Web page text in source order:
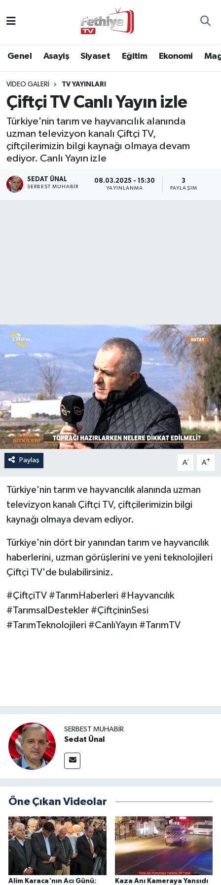
Genel Asayiş Siyaset Eğitim Ekonomi
VIDEO GALERI TV YAYINLARI
Çiftçi TV Canlı Yayın izle
Türkiye'nin tarım ve hayvancılık alanında
uzman televizyon kanalı Çiftçi TV,
çiftçilerimizin bilgi kaynağı olmaya devam
ediyor. Canlı Yayın izle
SEDAT ÜNAL
SERBEST MUHABIR
08.03.2025 - 15:30
YAYINLANMA
3
PAYLAŞIM
Paylaş A- A+
Türkiye'nin tarım ve hayvancılık alanında uzman
televizyon kanalı Çiftçi TV, çiftçilerimizin bilgi
kaynağı olmaya devam ediyor.
Türkiye'nin dört bir yanından tarım ve hayvancılık
haberlerini, uzman görüşlerini ve yeni teknolojileri
Çiftçi TV'de bulabilirsiniz.
#ÇiftçiTV #TarımHaberleri #Hayvancılık
#TarımsalDestekler #ÇiftçininSesi
#TarımTeknolojileri #CanlıYayın #TarımTV
SERBEST MUHABIR
Sedat Ünal
Öne Çıkan Videolar
Alim Karaca'nın Acı Günü: Kaza Anı Kameraya Yansıdı
Asayiş
Eğitim
Ekonomi
Kültür
Magazin
Muğla Hava Durumu
Muğla Namaz Vakitleri
Muğla Trafik Yoğunluk Haritası
Süper Lig Puan Durumu ve Fikstür
Tüm Manşetler
Son Dakika Haberleri